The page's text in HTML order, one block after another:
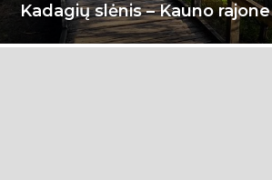
Kadagių slėnis – Kauno rajone